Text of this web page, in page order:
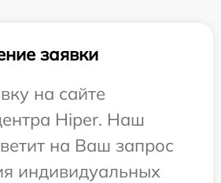
заявки
на сайте
Hiper. Наш
на Ваш запрос
индивидуальных